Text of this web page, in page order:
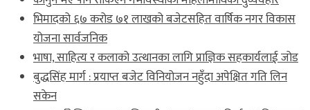
भिमादको ६७ करोड ७१ लाखको बजेटसहित वार्षिक नगर विकास
योजना सार्वजनिक
भाषा, साहित्य र कलाको उत्थानका लागि प्राज्ञिक सहकार्यलाई जोड
बुद्धसिंह मार्ग : प्रयाप्त बजेट विनियोजन नहुँदा अपेक्षित गति लिन
सकेन